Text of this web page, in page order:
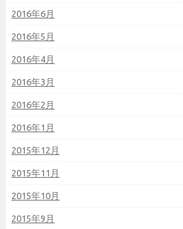
2016年6月
2016年5月
2016年4月
2016年3月
2016年2月
2016年1月
2015年12月
2015年11月
2015年10月
2015年9月